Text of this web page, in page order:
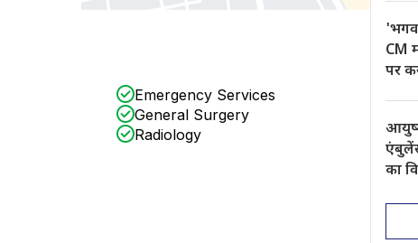
Emergency Services
General Surgery
Radiology
CM
पर
का